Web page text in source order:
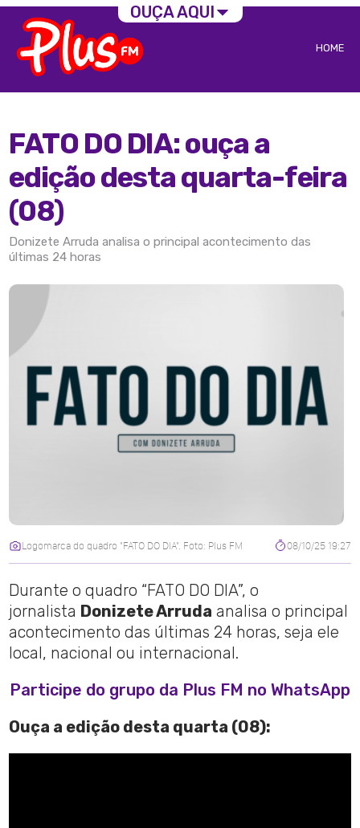
HOME
FATO DO DIA: ouça a
edição desta quarta-feira
(08)
Donizete Arruda analisa o principal acontecimento das
últimas 24 horas
Logomarca do quadro "FATO DO DIA". Foto: Plus FM 08/10/25 19:27
Durante o quadro “FATO DO DIA”, o
jornalista Donizete Arruda analisa o principal
acontecimento das últimas 24 horas, seja ele
local, nacional ou internacional.
Participe do grupo da Plus FM no WhatsApp
Ouça a edição desta quarta (08):
OUÇA AQUI